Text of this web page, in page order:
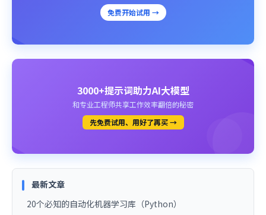
免费开始试用 →
3000+提示词助力AI大模型
和专业工程师共享工作效率翻倍的秘密
先免费试用、用好了再买 →
最新文章
20个必知的自动化机器学习库（Python）